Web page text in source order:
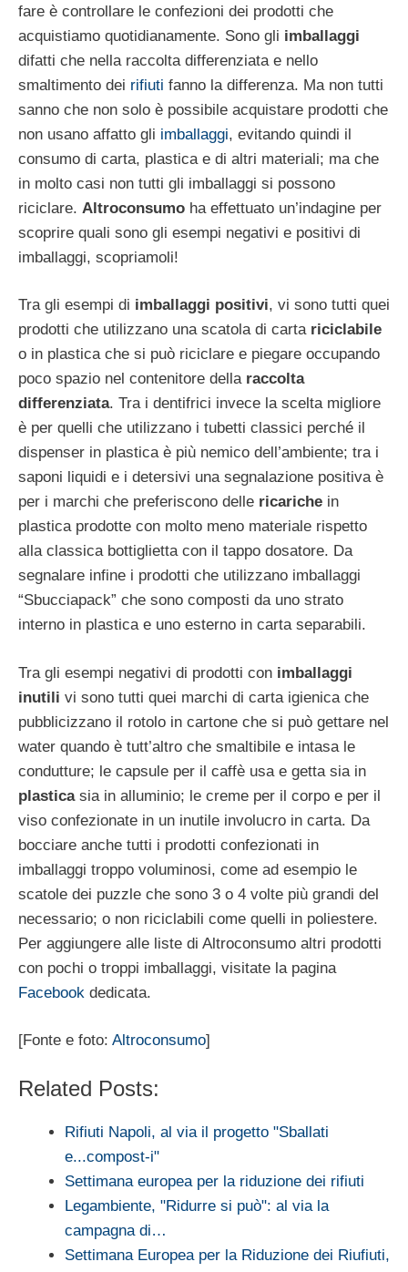
fare è controllare le confezioni dei prodotti che
acquistiamo quotidianamente. Sono gli imballaggi
difatti che nella raccolta differenziata e nello
smaltimento dei rifiuti fanno la differenza. Ma non tutti
sanno che non solo è possibile acquistare prodotti che
non usano affatto gli imballaggi, evitando quindi il
consumo di carta, plastica e di altri materiali; ma che
in molto casi non tutti gli imballaggi si possono
riciclare. Altroconsumo ha effettuato un’indagine per
scoprire quali sono gli esempi negativi e positivi di
imballaggi, scopriamoli!
Tra gli esempi di imballaggi positivi, vi sono tutti quei
prodotti che utilizzano una scatola di carta riciclabile
o in plastica che si può riciclare e piegare occupando
poco spazio nel contenitore della raccolta
differenziata. Tra i dentifrici invece la scelta migliore
è per quelli che utilizzano i tubetti classici perché il
dispenser in plastica è più nemico dell’ambiente; tra i
saponi liquidi e i detersivi una segnalazione positiva è
per i marchi che preferiscono delle ricariche in
plastica prodotte con molto meno materiale rispetto
alla classica bottiglietta con il tappo dosatore. Da
segnalare infine i prodotti che utilizzano imballaggi
“Sbucciapack” che sono composti da uno strato
interno in plastica e uno esterno in carta separabili.
Tra gli esempi negativi di prodotti con imballaggi
inutili vi sono tutti quei marchi di carta igienica che
pubblicizzano il rotolo in cartone che si può gettare nel
water quando è tutt’altro che smaltibile e intasa le
condutture; le capsule per il caffè usa e getta sia in
plasticasia in alluminio; le creme per il corpo e per il
viso confezionate in un inutile involucro in carta. Da
bocciare anche tutti i prodotti confezionati in
imballaggi troppo voluminosi, come ad esempio le
scatole dei puzzle che sono 3 o 4 volte più grandi del
necessario; o non riciclabili come quelli in poliestere.
Per aggiungere alle liste di Altroconsumo altri prodotti
con pochi o troppi imballaggi, visitate la pagina
Facebook dedicata.
[Fonte e foto: Altroconsumo]
Related Posts:
Rifiuti Napoli, al via il progetto "Sballati
e...compost-i"
Settimana europea per la riduzione dei rifiuti
Legambiente, "Ridurre si può": al via la
campagna di…
Settimana Europea per la Riduzione dei Riufiuti,